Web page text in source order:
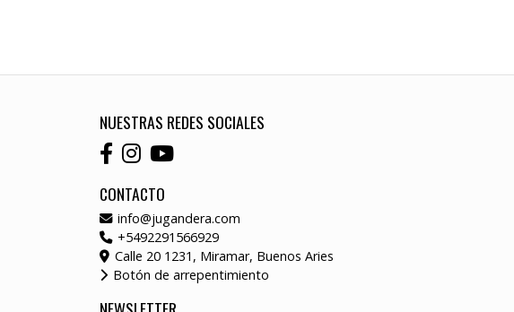
NUESTRAS REDES SOCIALES
CONTACTO
info@jugandera.com
+5492291566929
Calle 20 1231, Miramar, Buenos Aries
Botón de arrepentimiento